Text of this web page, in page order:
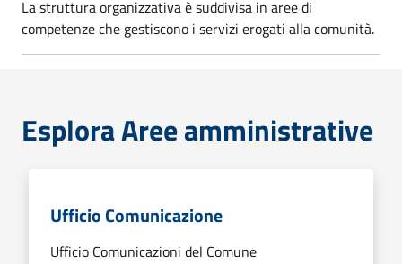
La struttura organizzativa è suddivisa in aree di
competenze che gestiscono i servizi erogati alla comunità.
Esplora Aree amministrative
Ufficio Comunicazione
Ufficio Comunicazioni del Comune